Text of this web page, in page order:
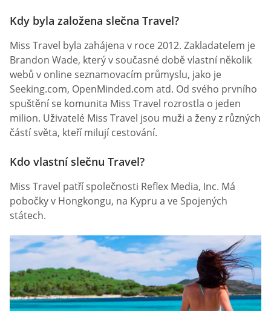
Kdy byla založena slečna Travel?
Miss Travel byla zahájena v roce 2012. Zakladatelem je
Brandon Wade, který v současné době vlastní několik
webů v online seznamovacím průmyslu, jako je
Seeking.com, OpenMinded.com atd. Od svého prvního
spuštění se komunita Miss Travel rozrostla o jeden
milion. Uživatelé Miss Travel jsou muži a ženy z různých
částí světa, kteří milují cestování.
Kdo vlastní slečnu Travel?
Miss Travel patří společnosti Reflex Media, Inc. Má
pobočky v Hongkongu, na Kypru a ve Spojených
státech.